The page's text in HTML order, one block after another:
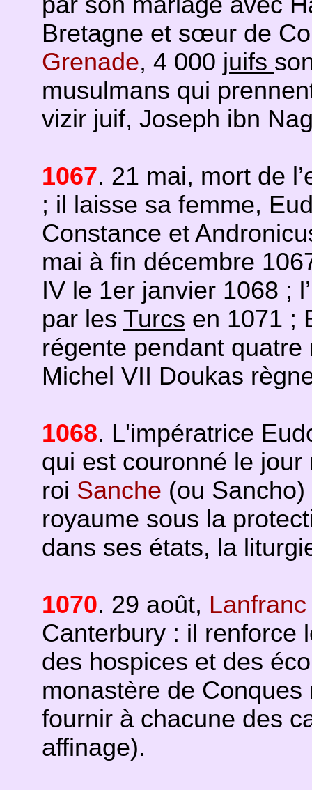
Bretagne et sœur de
Grenade, 4 000 juifs
musulmans qui
vizir juif, Joseph ibn
1067. 21 mai, mort de
; il laisse sa femme,
Constance et
mai à fin décembre
IV le 1er janvier 1068 ;
par les Turcs en 1071 ;
régente pendant quatre
Michel VII Doukas
1068. L'impératrice
qui est couronné le
roi Sanche (ou
royaume sous la
dans ses états, la
1070. 29 août, Lanfranc
Canterbury : il renforce
des hospices et des
monastère de
fournir à chacune des
affinage).